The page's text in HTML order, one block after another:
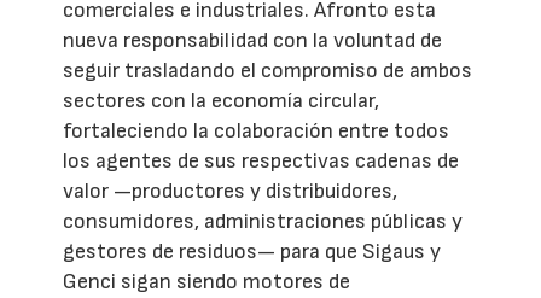
comerciales e industriales. Afronto esta
nueva responsabilidad con la voluntad de
seguir trasladando el compromiso de ambos
sectores con la economía circular,
fortaleciendo la colaboración entre todos
los agentes de sus respectivas cadenas de
valor —productores y distribuidores,
consumidores, administraciones públicas y
gestores de residuos— para que Sigaus y
Genci sigan siendo motores de